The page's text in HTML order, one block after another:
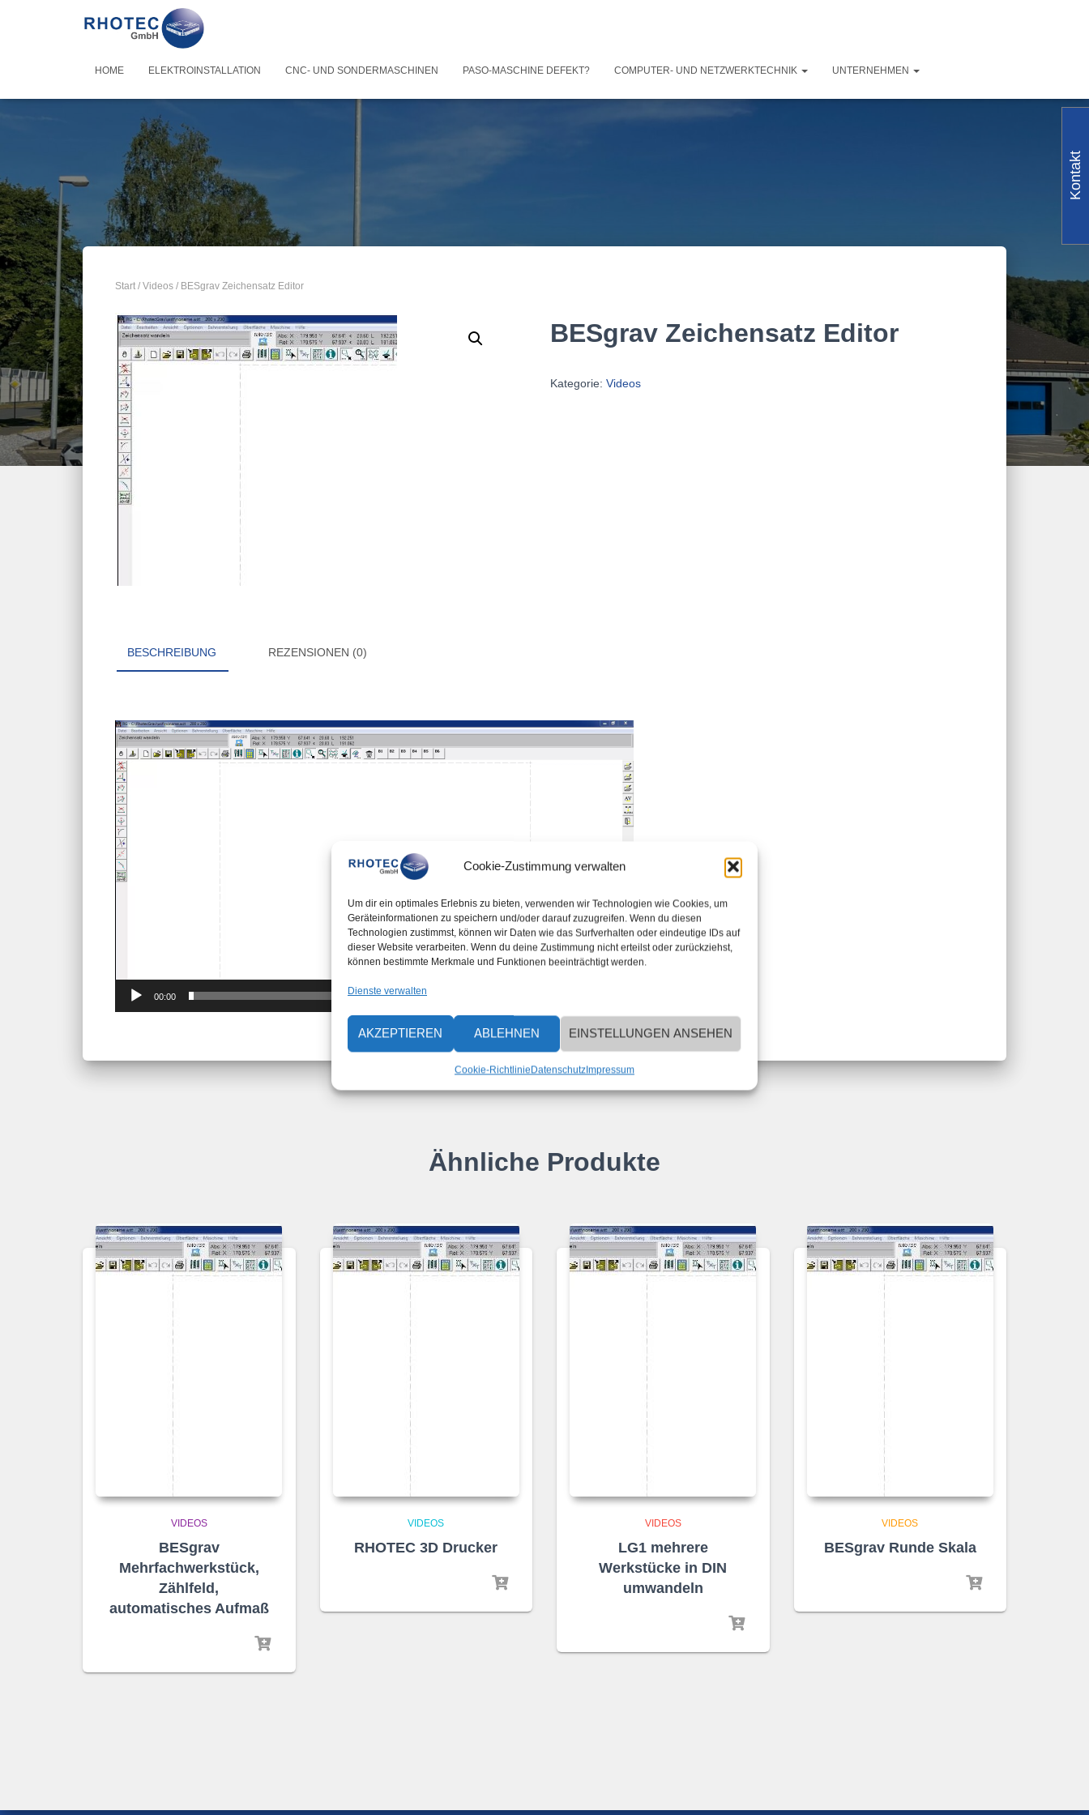
Cookie-Zustimmung verwalten
Um dir ein optimales Erlebnis zu bieten, verwenden wir Technologien wie Cookies, um
Geräteinformationen zu speichern und/oder darauf zuzugreifen. Wenn du diesen
Technologien zustimmst, können wir Daten wie das Surfverhalten oder eindeutige IDs auf
dieser Website verarbeiten. Wenn du deine Zustimmung nicht erteilst oder zurückziehst,
können bestimmte Merkmale und Funktionen beeinträchtigt werden.
Dienste verwalten
AKZEPTIEREN ABLEHNEN EINSTELLUNGEN ANSEHEN
Cookie-RichtlinieDatenschutzImpressum
HOME ELEKTROINSTALLATION CNC- UND SONDERMASCHINEN PASO-MASCHINE DEFEKT? COMPUTER- UND NETZWERKTECHNIK UNTERNEHMEN
Start / Videos / BESgrav Zeichensatz Editor
BESgrav Zeichensatz Editor
Kategorie: Videos
BESCHREIBUNG REZENSIONEN (0)
Video-
Player
00:00
Ähnliche Produkte
VIDEOS
BESgrav
Mehrfachwerkstück,
Zählfeld,
automatisches Aufmaß
VIDEOS
RHOTEC 3D Drucker
VIDEOS
LG1 mehrere
Werkstücke in DIN
umwandeln
VIDEOS
BESgrav Runde Skala
Kontakt